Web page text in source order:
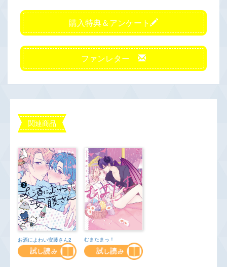
購入特典＆アンケート
ファンレター
関連商品
お酒によわい安藤さん2 むまたまっ！